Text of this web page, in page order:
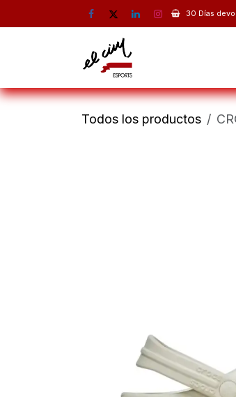
30 Días
Todos los productos